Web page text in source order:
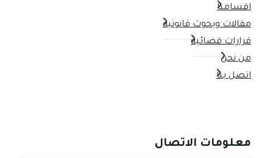
اقسامنا
مقالات وبحوث قانونية
قرارات قضائية
من نحن
اتصل بنا
معلومات الاتصال